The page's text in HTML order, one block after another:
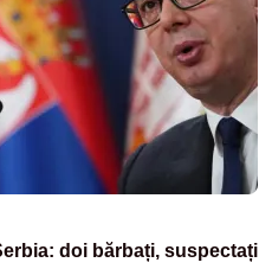
doi bărbați, suspectați